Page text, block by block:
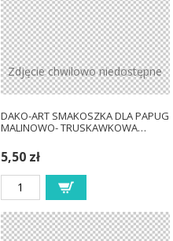
Zdjęcie chwilowo niedostępne
DAKO-ART SMAKOSZKA DLA PAPUG
MALINOWO- TRUSKAWKOWA…
5,50 zł